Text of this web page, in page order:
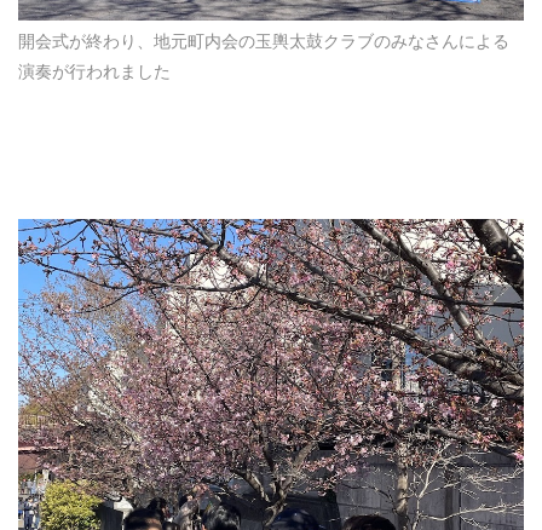
開会式が終わり、地元町内会の玉輿太鼓クラブのみなさんによる
演奏が行われました